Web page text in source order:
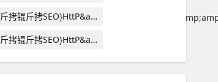
拷锟斤拷SEO}HttP&a…
拷锟斤拷SEO}HttP&a…